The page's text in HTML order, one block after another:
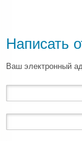
Написать
Ваш электронный